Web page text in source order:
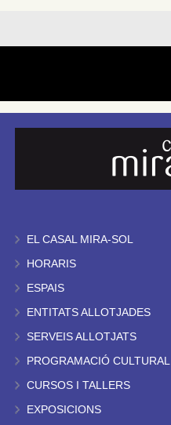
EL CASAL MIRA-SOL
HORARIS
ESPAIS
ENTITATS ALLOTJADES
SERVEIS ALLOTJATS
PROGRAMACIÓ CULTURAL
CURSOS I TALLERS
EXPOSICIONS